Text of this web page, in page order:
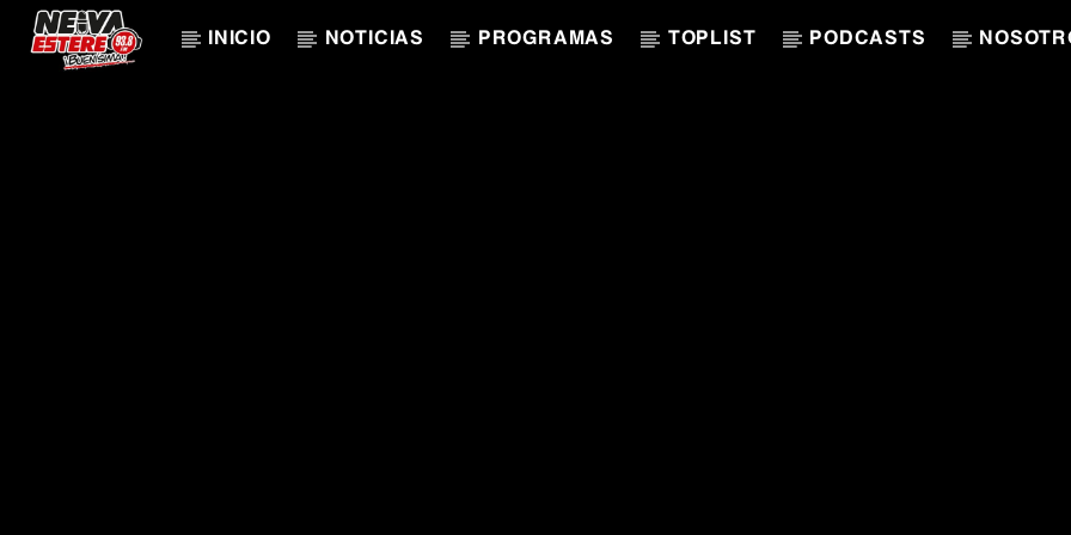
INICIO NOTICIAS PROGRAMAS TOPLIST PODCASTS